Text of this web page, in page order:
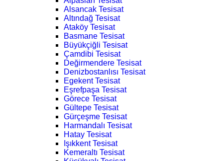
Alsancak Tesisat
Altındağ Tesisat
Ataköy Tesisat
Basmane Tesisat
Büyükçiğli Tesisat
Çamdibi Tesisat
Değirmendere Tesisat
Denizbostanlısı Tesisat
Egekent Tesisat
Eşrefpaşa Tesisat
Görece Tesisat
Gültepe Tesisat
Gürçeşme Tesisat
Harmandalı Tesisat
Hatay Tesisat
Işıkkent Tesisat
Kemeraltı Tesisat